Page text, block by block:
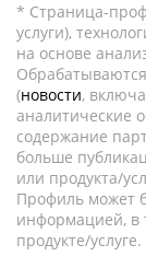
* Страница-
услуги),
на основе
(новости,
аналитические
содержание
больше
или продукта/
Профиль может
информацией, в
продукте/услуге.